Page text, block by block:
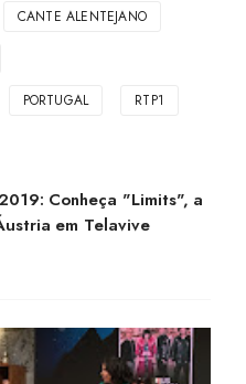
CANTE ALENTEJANO
PORTUGAL RTP1
Conheça "Limits", a
em Telavive